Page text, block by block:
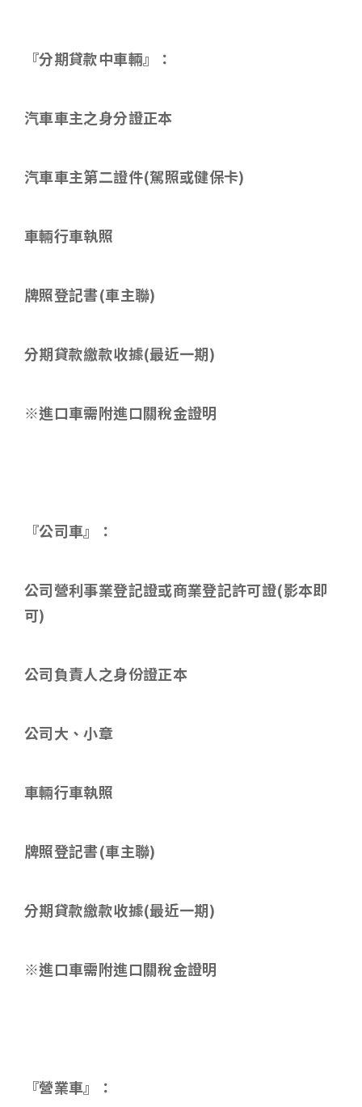
『分期貸款中車輛』：
汽車車主之身分證正本
汽車車主第二證件(駕照或健保卡)
車輛行車執照
牌照登記書(車主聯)
分期貸款繳款收據(最近一期)
※進口車需附進口關稅金證明
『公司車』：
公司營利事業登記證或商業登記許可證(影本即
可)
公司負責人之身份證正本
公司大、小章
車輛行車執照
牌照登記書(車主聯)
分期貸款繳款收據(最近一期)
※進口車需附進口關稅金證明
『營業車』：